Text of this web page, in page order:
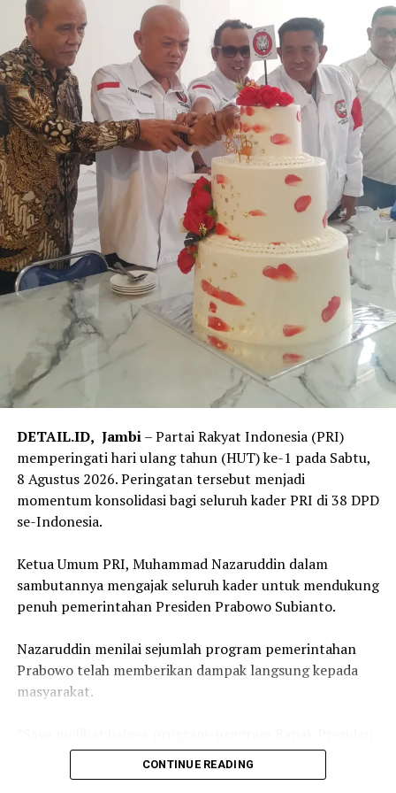
Peta Bidang Tanah (PBT) ditargetkan rampung
maksimal lima hari.
“Kami sudah buat keputusan, masa tunggu kalau kita
datang, misal masyarakat datang Selasa, daftar untuk
minta diukur tanahnya, paling lambat Senin depan
harus sudah diukur. Tujuh hari paling lambat. Setelah itu
jadi, peta bidangnya paling lambat lima hari harus sudah
jadi,” kata Menteri Nusron.
Di hadapan Gubernur, Wakil Gubernur, Sekretaris
Daerah, serta para Bupati/Wali Kota se-NTT, Menteri
Nusron juga menjelaskan terkait layanan pertanahan
yang berhubungan langsung dengan peran Pemda, yaitu
layanan Peralihan Hak. Menurutnya, salah satu kendala
yang menghambat proses Peralihan Hak atau balik nama
adalah lamanya proses verifikasi Bea Perolehan Hak atas
Tanah dan Bangunan (BPHTB).
Oleh karena itu, Menteri ATR/Kepala BPN mengajak
para kepala daerah untuk memperkuat kerja sama
melalui integrasi data antara Nomor Identifikasi Bidang
(NIB) atau Nomor Induk Bidang Tanah dengan Nomor
Objek Pajak (NOP). Integrasi tersebut diharapkan
mampu menyinkronkan data pertanahan dan
tanah sehingga penetapan BPHTB menjadi lebih akurat.
“Peralihan Hak itu saat jual beli tanah kan perlu balik
nama, saat ini juga lama. Alasannya macam-macam,
salah satunya verifikasi BPHTB-nya lama. Karena itu,
saya butuh NOP sama dengan NIB sinkron dan cepat,
supaya verifikasi BPHTB cepat. Sekarang, kami buat
aturan main, verifikasi BPHTB di Pemda maksimal harus
Sebagai Gubernur NTT, Emanuel Melkiades Laka Lena
langsung menginstruksikan jajarannya untuk
DETAIL.ID, Jambi– Partai Rakyat Indonesia (PRI)
memperingati hari ulang tahun (HUT) ke-1 pada Sabtu,
8 Agustus 2026. Peringatan tersebut menjadi
momentum konsolidasi bagi seluruh kader PRI di 38 DPD
se-Indonesia.
‎Ketua Umum PRI, Muhammad Nazaruddin dalam
sambutannya mengajak seluruh kader untuk mendukung
penuh pemerintahan Presiden Prabowo Subianto.
‎Nazaruddin menilai sejumlah program pemerintahan
Prabowo telah memberikan dampak langsung kepada
masyarakat.
Prabowo Subianto menyentuh langsung dan berdampak
nyata terhadap masyarakat Indonesia. Oleh karena itu,
CONTINUE READING